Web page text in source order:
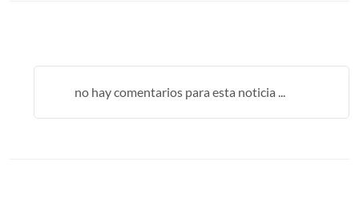
no hay comentarios para esta noticia ...